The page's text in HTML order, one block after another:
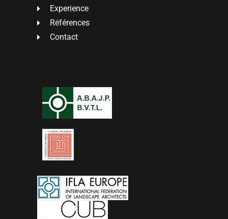
Experience
Références
Contact